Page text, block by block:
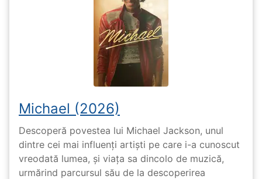
Michael (2026)
Descoperă povestea lui Michael Jackson, unul
dintre cei mai influenți artiști pe care i-a cunoscut
vreodată lumea, și viața sa dincolo de muzică,
urmărind parcursul său de la descoperirea